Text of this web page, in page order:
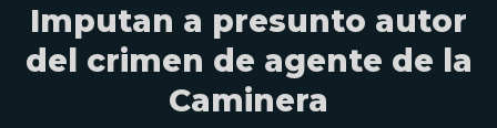
Imputan a presunto autor
del crimen de agente de la
Caminera